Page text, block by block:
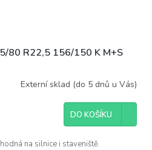
80 R22,5 156/150 K M+S
Externí sklad (do 5 dnů u Vás)
DO KOŠÍKU
na silnice i staveniště.